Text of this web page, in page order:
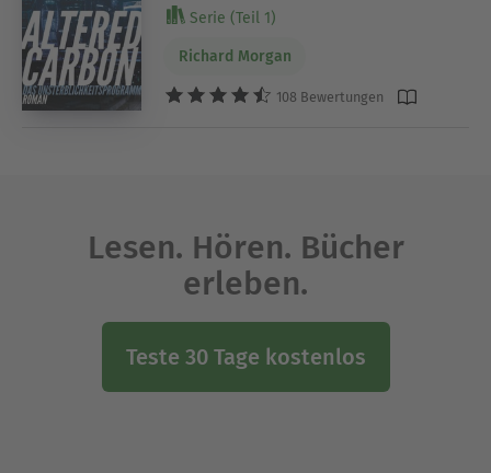
Serie (Teil 1)
Richard Morgan
108 Bewertungen
Lesen. Hören. Bücher
erleben.
Teste 30 Tage kostenlos